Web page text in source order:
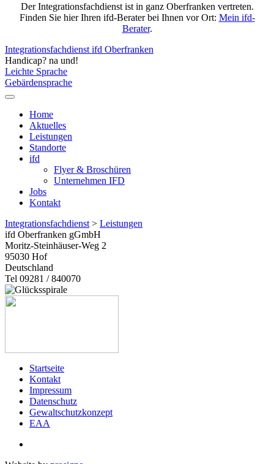
Der Integrationsfachdienst ist in ganz Oberfranken vertreten.
Finden Sie hier Ihren ifd-Berater bei Ihnen vor Ort: Mein ifd-
Berater.
Integrationsfachdienst ifd Oberfranken
Handicap? na und!
Leichte Sprache
Gebärdensprache
Home
Aktuelles
Leistungen
Standorte
ifd
Flyer & Broschüren
Unternehmen IFD
Jobs
Kontakt
Integrationsfachdienst > Leistungen
ifd Oberfranken gGmbH
Moritz-Steinhäuser-Weg 2
95030 Hof
Deutschland
Tel 09281 / 840070
Startseite
Kontakt
Impressum
Datenschutz
Gewaltschutzkonzept
EAA